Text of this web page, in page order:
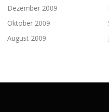
Dezember 2009
Oktober 2009
August 2009